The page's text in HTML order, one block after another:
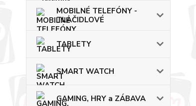
MOBILNÉ TELEFÓNY -
TLAČIDLOVÉ
TABLETY
SMART WATCH
GAMING, HRY a ZÁBAVA